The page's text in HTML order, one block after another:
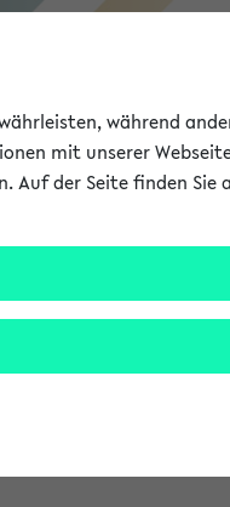
eKVV
Auf diese Weise
während
mit unserer
Auf der Seite finden Sie